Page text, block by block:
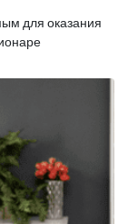
для оказания